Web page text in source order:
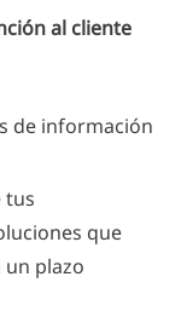
al cliente
de información
tus
que
un plazo